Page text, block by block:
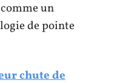
un
de pointe
chute de